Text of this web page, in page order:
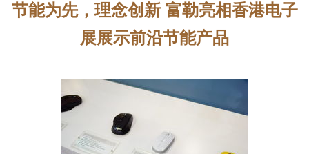
节能为先，理念创新 富勒亮相香港电子
展展示前沿节能产品